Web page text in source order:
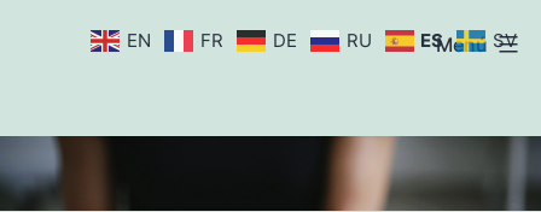
Menú
EN FR DE RU ES SV